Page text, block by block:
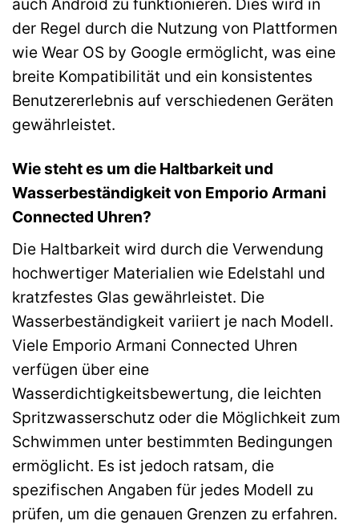
auch Android zu funktionieren. Dies wird in
der Regel durch die Nutzung von Plattformen
wie Wear OS by Google ermöglicht, was eine
breite Kompatibilität und ein konsistentes
Benutzererlebnis auf verschiedenen Geräten
gewährleistet.
Wie steht es um die Haltbarkeit und
Wasserbeständigkeit von Emporio Armani
Connected Uhren?
Die Haltbarkeit wird durch die Verwendung
hochwertiger Materialien wie Edelstahl und
kratzfestes Glas gewährleistet. Die
Wasserbeständigkeit variiert je nach Modell.
Viele Emporio Armani Connected Uhren
verfügen über eine
Wasserdichtigkeitsbewertung, die leichten
Spritzwasserschutz oder die Möglichkeit zum
Schwimmen unter bestimmten Bedingungen
ermöglicht. Es ist jedoch ratsam, die
spezifischen Angaben für jedes Modell zu
prüfen, um die genauen Grenzen zu erfahren.